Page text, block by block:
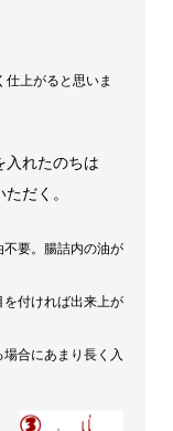
上がると思いま
入れたのちは
だく。
要。腸詰内の油が
付ければ出来上が
合にあまり長く入